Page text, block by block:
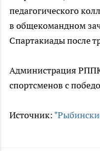
педагогического
в общекомандном
Спартакиады после
Администрация
спортсменов с
Источник: